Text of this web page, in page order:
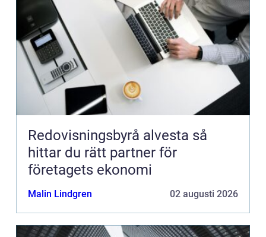
Redovisningsbyrå alvesta så
hittar du rätt partner för
företagets ekonomi
Malin Lindgren 02 augusti 2026